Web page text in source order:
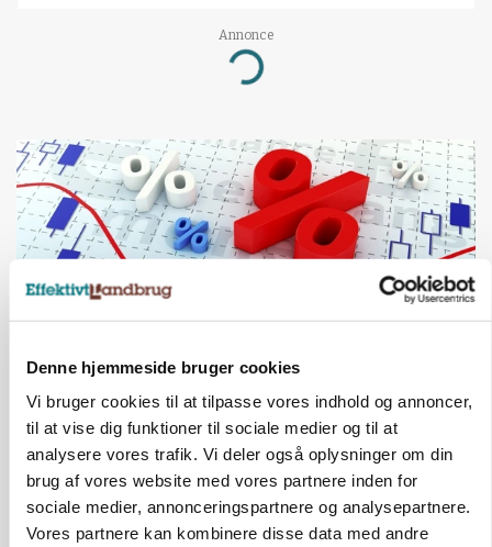
Denne hjemmeside bruger cookies
Vi bruger cookies til at tilpasse vores indhold og annoncer,
til at vise dig funktioner til sociale medier og til at
analysere vores trafik. Vi deler også oplysninger om din
brug af vores website med vores partnere inden for
sociale medier, annonceringspartnere og analysepartnere.
Vores partnere kan kombinere disse data med andre
Annonce
Loading...
MARKED
Olieprisfald og fredshåb sender F5-renten ned
på 3 procent
Annonce